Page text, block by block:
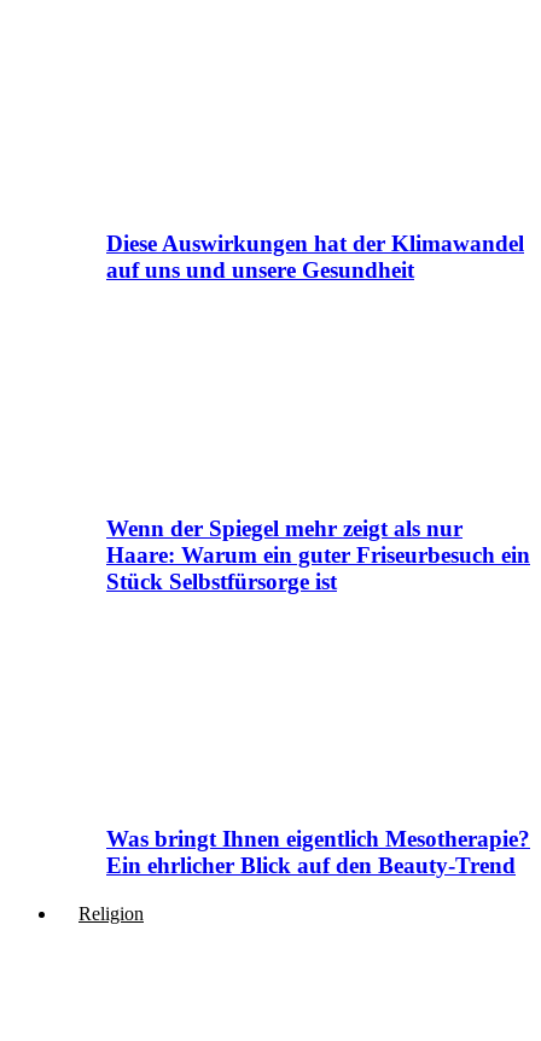
Diese Auswirkungen hat der Klimawandel
auf uns und unsere Gesundheit
Wenn der Spiegel mehr zeigt als nur
Haare: Warum ein guter Friseurbesuch ein
Stück Selbstfürsorge ist
Was bringt Ihnen eigentlich Mesotherapie?
Ein ehrlicher Blick auf den Beauty-Trend
Religion